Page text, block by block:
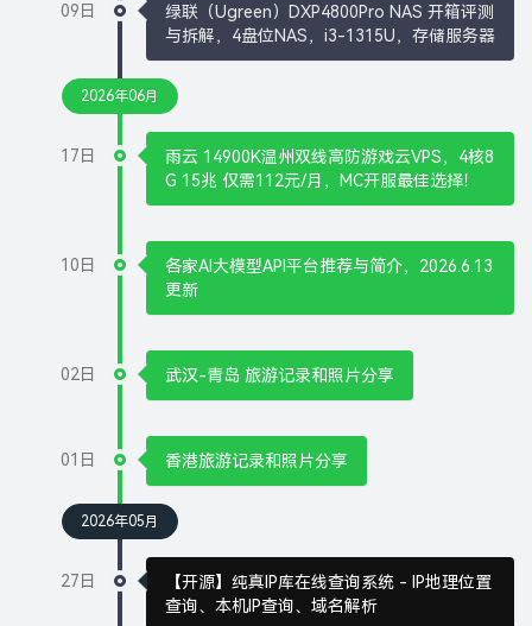
09日
绿联（Ugreen）DXP4800Pro NAS 开箱评测
与拆解，4盘位NAS，i3-1315U，存储服务器
2026年06月
17日
雨云 14900K温州双线高防游戏云VPS，4核8
G 15兆 仅需112元/月，MC开服最佳选择！
10日
各家AI大模型API平台推荐与简介，2026.6.13
更新
02日 武汉-青岛 旅游记录和照片分享
01日 香港旅游记录和照片分享
2026年05月
27日
【开源】纯真IP库在线查询系统 - IP地理位置
查询、本机IP查询、域名解析